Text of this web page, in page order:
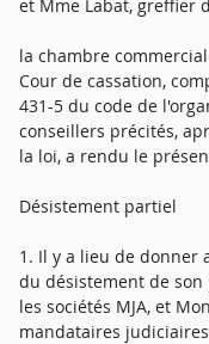
et Mme Labat, greffier
la chambre
Cour de cassation,
431-5 du code de
conseillers précités,
la loi, a rendu le
Désistement partiel
1. Il y a lieu de donner
du désistement de
les sociétés MJA, et
mandataires judiciaires